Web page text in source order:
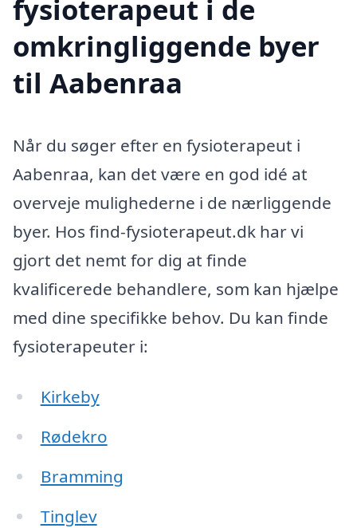
fysioterapeut i de
omkringliggende byer
til Aabenraa
Når du søger efter en fysioterapeut i
Aabenraa, kan det være en god idé at
overveje mulighederne i de nærliggende
byer. Hos find-fysioterapeut.dk har vi
gjort det nemt for dig at finde
kvalificerede behandlere, som kan hjælpe
med dine specifikke behov. Du kan finde
fysioterapeuter i:
Kirkeby
Rødekro
Bramming
Tinglev